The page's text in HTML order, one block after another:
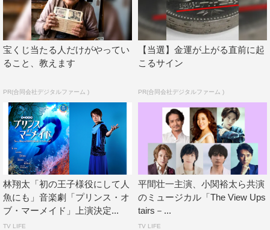
東京公演を迎えるにあたり、本作の初演にも出演している
Microは「7年前の初演とはまったく違うものに生まれ変わ
イン語のせりふも増えて、より本国の『IN THE
HEIGHTS』に近いものをお届けできている」と自信をの
ぞかせる。
平間も「皆さんきちんと演じてはいるんですが、もともと
それぞれのキャラクターの心を持っている人たちのように
感じていて。なので無理がないですし、とても素敵なんで
す。カンパニーの信頼度も高くて、ただただ仲がいいだけ
ではなく1人1人に尊敬を持ってやれています」とコメン
宝くじ当たる人だけがやってい
ること、教えます
PR(合同会社デジタルファーム )
【当選】金運が上がる直前に起
こるサイン
PR(合同会社デジタルファーム )
林翔太「初の王子様役にして人
魚にも」音楽劇「プリンス・オ
ブ・マーメイド」上演決定...
TV LIFE
平間壮一主演、小関裕太ら共演
のミュージカル「The View Ups
tairs－...
TV LIFE